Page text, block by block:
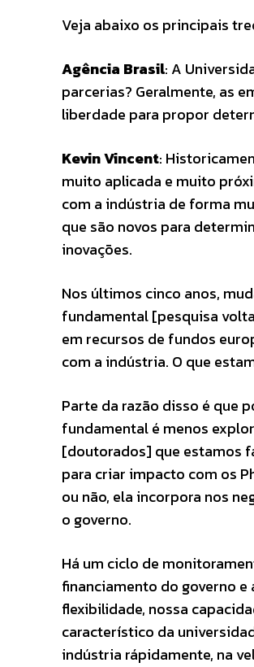
Veja abaixo os principais
Agência Brasil: A
parcerias? Geralmente, as
liberdade para propor
Kevin Vincent:
muito aplicada e muito
com a indústria de forma
que são novos para
inovações.
Nos últimos cinco anos,
fundamental [pesquisa
em recursos de fundos
com a indústria. O que
Parte da razão disso é que
fundamental é menos
[doutorados] que estamos
para criar impacto com os
ou não, ela incorpora nos
o governo.
Há um ciclo de
financiamento do governo
flexibilidade, nossa
característico da
indústria rápidamente, na